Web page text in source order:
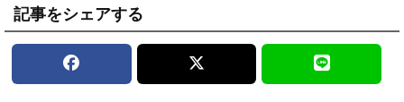
記事をシェアする